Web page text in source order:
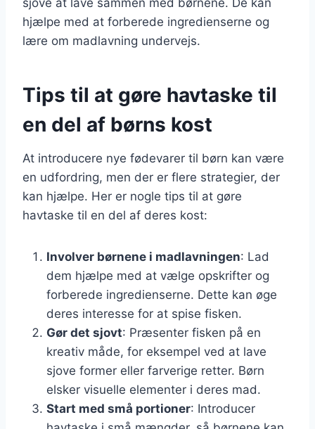
hjælpe med at forberede ingredienserne og
lære om madlavning undervejs.
Tips til at gøre havtaske til
en del af børns kost
At introducere nye fødevarer til børn kan være
en udfordring, men der er flere strategier, der
kan hjælpe. Her er nogle tips til at gøre
havtaske til en del af deres kost:
Involver børnene i madlavningen: Lad
dem hjælpe med at vælge opskrifter og
forberede ingredienserne. Dette kan øge
deres interesse for at spise fisken.
Gør det sjovt: Præsenter fisken på en
kreativ måde, for eksempel ved at lave
sjove former eller farverige retter. Børn
elsker visuelle elementer i deres mad.
Start med små portioner: Introducer